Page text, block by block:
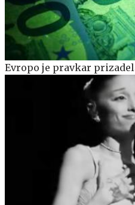
Evropo je pravkar